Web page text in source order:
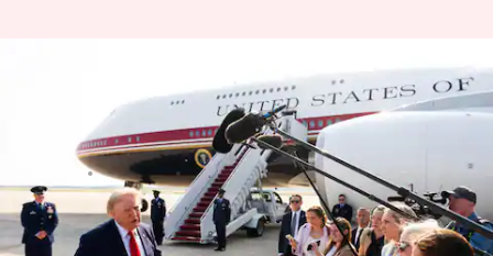
अमेरिकी राष्ट्रपति के एयरफोर्स वन की
खिड़कियां बंद, ट्रंप बोले- मैं ईरान का
नंबर-1 निशाना
Jul 09, 2026 11:28 am
क्या है खबर?